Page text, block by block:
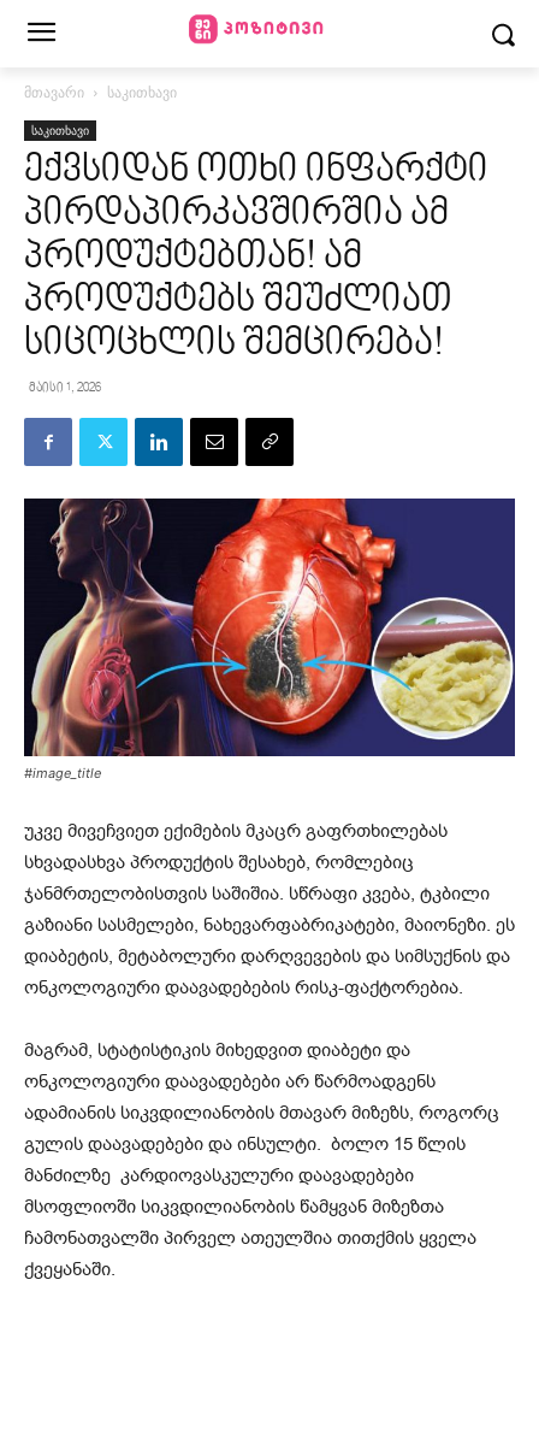
მთავარი საკითხავი
საკითხავი
ექვსიდან ოთხი ინფარქტი
პირდაპირკავშირშია ამ
პროდუქტებთან! ამ
პროდუქტებს შეუძლიათ
სიცოცხლის შემცირება!
მაისი 1, 2026
#image_title
უკვე მივეჩვიეთ ექიმების მკაცრ გაფრთხილებას
სხვადასხვა პროდუქტის შესახებ, რომლებიც
ჯანმრთელობისთვის საშიშია. სწრაფი კვება, ტკბილი
გაზიანი სასმელები, ნახევარფაბრიკატები, მაიონეზი. ეს
დიაბეტის, მეტაბოლური დარღვევების და სიმსუქნის და
ონკოლოგიური დაავადებების რისკ-ფაქტორებია.
მაგრამ, სტატისტიკის მიხედვით დიაბეტი და
ონკოლოგიური დაავადებები არ წარმოადგენს
ადამიანის სიკვდილიანობის მთავარ მიზეზს, როგორც
გულის დაავადებები და ინსულტი. ბოლო 15 წლის
მანძილზე კარდიოვასკულური დაავადებები
მსოფლიოში სიკვდილიანობის წამყვან მიზეზთა
ჩამონათვალში პირველ ათეულშია თითქმის ყველა
ქვეყანაში.